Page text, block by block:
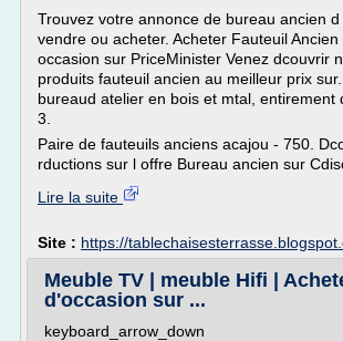
Trouvez votre annonce de bureau ancien d
vendre ou acheter. Acheter Fauteuil
occasion sur PriceMinister Venez dcouvrir
produits fauteuil ancien au meilleur prix
bureaud atelier en bois et mtal, entirement
3.
Paire de fauteuils anciens acajou - 750.
rductions sur l offre Bureau ancien sur
Lire la suite
Site : https://
Meuble TV | meuble Hifi |
d'occasion sur ...
keyboard_arrow_down